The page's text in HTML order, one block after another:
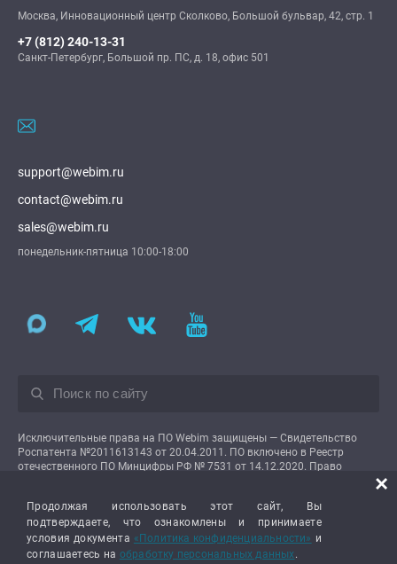
Москва, Инновационный центр Сколково, Большой бульвар, 42, стр. 1
+7 (812) 240-13-31
Санкт-Петербург, Большой пр. ПС, д. 18, офис 501
support@webim.ru
contact@webim.ru
sales@webim.ru
понедельник-пятница 10:00-18:00
Исключительные права на ПО Webim защищены — Свидетельство
Роспатента №2011613143 от 20.04.2011. ПО включено в Реестр
отечественного ПО Минцифры РФ № 7531 от 14.12.2020. Право
использования предоставляется пользователям на условиях простой×
Продолжая использовать этот сайт, Вы
подтверждаете, что ознакомлены и принимаете
условия документа «Политика конфиденциальности» и
соглашаетесь на обработку персональных данных.